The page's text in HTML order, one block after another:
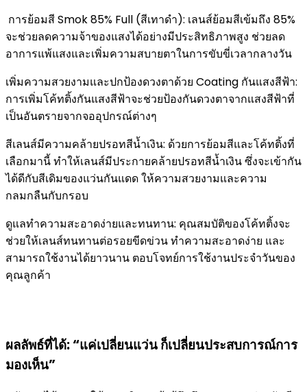
การย้อมสี Smok 85% Full (สีเทาดำ): เลนส์ย้อมสีเข้มถึง 85%
จะช่วยลดความจ้าของแสงได้อย่างมีประสิทธิภาพสูง ช่วยลด
อาการแพ้แสงและเพิ่มความสบายตาในการขับขี่เวลากลางวัน
เพิ่มความสวยงามและปกป้องดวงตาด้วย Coating กันแสงสีฟ้า:
การเพิ่มโค้ทติ้งกันแสงสีฟ้าจะช่วยป้องกันดวงตาจากแสงสีฟ้าที่
เป็นอันตรายจากจออุปกรณ์ต่างๆ
สีเลนส์มีความคล้ายปรอทสีน้ำเงิน: ด้วยการย้อมสีและโค้ทติ้งที่
เลือกมานี้ ทำให้เลนส์มีประกายคล้ายปรอทสีน้ำเงิน ซึ่งจะเข้ากัน
ได้ดีกับสีเดิมของแว่นกันแดด ให้ความสวยงามและความ
กลมกลืนกับกรอบ
ดูแลทำความสะอาดง่ายและทนทาน: คุณสมบัติของโค้ทติ้งจะ
ช่วยให้เลนส์ทนทานต่อรอยขีดข่วน ทำความสะอาดง่าย และ
สามารถใช้งานได้ยาวนาน ตอบโจทย์การใช้งานประจำวันของ
คุณลูกค้า
ผลลัพธ์ที่ได้: “แค่เปลี่ยนแว่น ก็เปลี่ยนประสบการณ์การ
มองเห็น”